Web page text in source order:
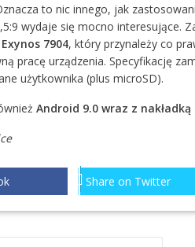
to nic innego, jak
wydaje się mocno interesujące.
7904, który przynależy co
pracę urządzenia. Specyfikację
użytkownika (plus microSD).
Android 9.0 wraz z nakładką
Share on Twitter